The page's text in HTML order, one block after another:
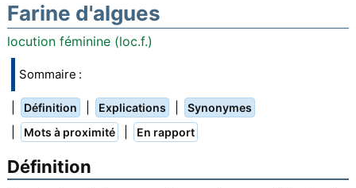
Farine d'algues
locution féminine (loc.f.)
Sommaire :
Définition Explications Synonymes
Mots à proximité En rapport
Définition